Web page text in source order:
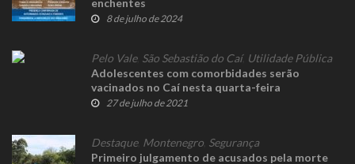
enchentes
8 de julho de 2024
Pelo Vale, São Sebastião do Caí, Utilidade Pública
Adolescentes com comorbidades serão
vacinados no Caí nesta quarta-feira
27 de julho de 2021
Destaque, Montenegro Segurança
Primeiro julgamento de acusados pela morte